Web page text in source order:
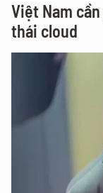
Việt Nam
thái cloud